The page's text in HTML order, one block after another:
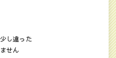
し違った
せん